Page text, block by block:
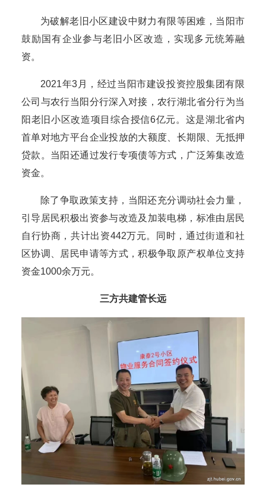
为破解老旧小区建设中财力有限等困难，当阳市
鼓励国有企业参与老旧小区改造，实现多元统筹融
资。
2021年3月，经过当阳市建设投资控股集团有限
公司与农行当阳分行深入对接，农行湖北省分行为当
阳老旧小区改造项目综合授信6亿元。这是湖北省内
首单对地方平台企业投放的大额度、长期限、无抵押
贷款。当阳还通过发行专项债等方式，广泛筹集改造
资金。
除了争取政策支持，当阳还充分调动社会力量，
引导居民积极出资参与改造及加装电梯，标准由居民
自行协商，共计出资442万元。同时，通过街道和社
区协调、居民申请等方式，积极争取原产权单位支持
资金1000余万元。
三方共建管长远